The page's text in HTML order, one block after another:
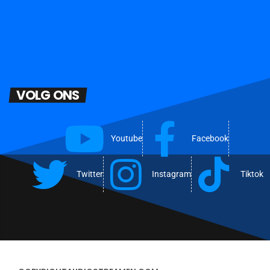
VOLG ONS
Youtube Facebook
Twitter Instagram Tiktok